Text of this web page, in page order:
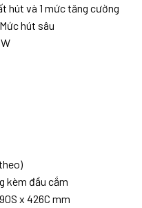
hút và 1 mức tăng cường
hút sâu
kèm đầu cắm
x 426C mm